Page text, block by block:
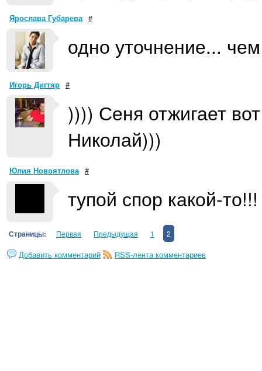
Ярослава Губарева #
одно уточнение...
Игорь Дигтяр #
)))) Сеня отжигает
Николай)))
Юлия Новоятлова #
тупой спор какой-то!!!
Страницы: Первая Предыдущая 1 2
Добавить комментарий RSS-лента комментариев